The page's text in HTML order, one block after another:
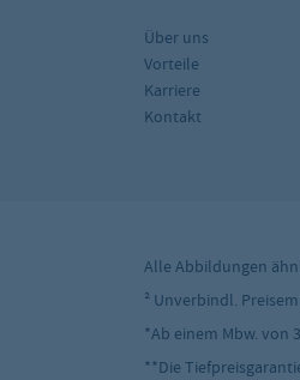
Über uns
Vorteile
Karriere
Kontakt
Alle Abbildungen
² Unverbindl.
*Ab einem Mbw. von
**Die